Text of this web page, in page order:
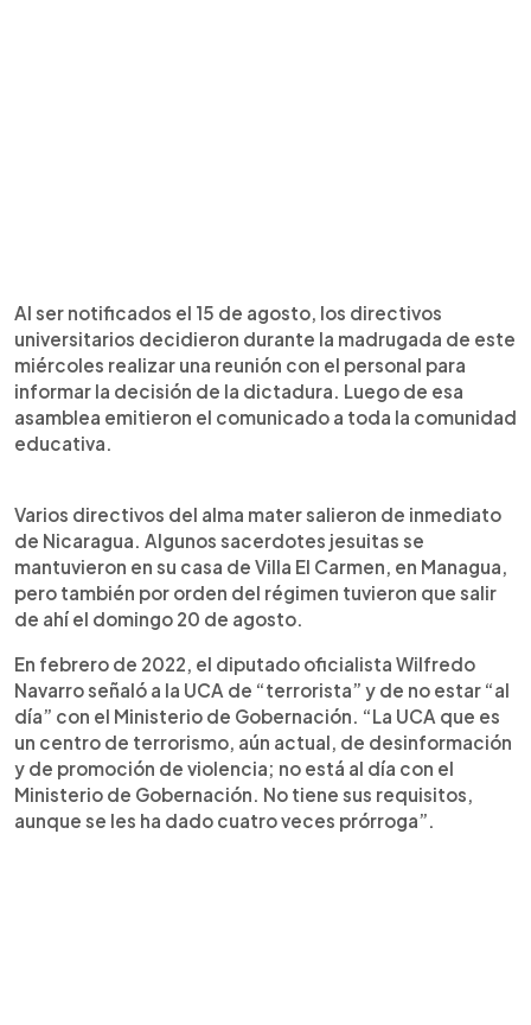
Al ser notificados el 15 de agosto, los directivos
universitarios decidieron durante la madrugada de este
miércoles realizar una reunión con el personal para
informar la decisión de la dictadura. Luego de esa
asamblea emitieron el comunicado a toda la comunidad
educativa.
Varios directivos del alma mater salieron de inmediato
de Nicaragua. Algunos sacerdotes jesuitas se
mantuvieron en su casa de Villa El Carmen, en Managua,
pero también por orden del régimen tuvieron que salir
de ahí el domingo 20 de agosto.
En febrero de 2022, el diputado oficialista Wilfredo
Navarro señaló a la UCA de “terrorista” y de no estar “al
día” con el Ministerio de Gobernación. “La UCA que es
un centro de terrorismo, aún actual, de desinformación
y de promoción de violencia; no está al día con el
Ministerio de Gobernación. No tiene sus requisitos,
aunque se les ha dado cuatro veces prórroga”.